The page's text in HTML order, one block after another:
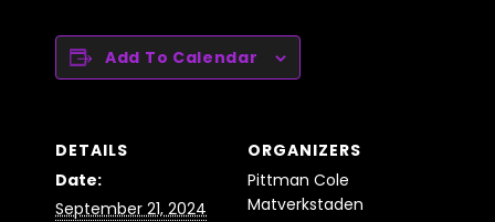
Add To Calendar
DETAILS
Date:
September 21, 2024
ORGANIZERS
Pittman Cole
Matverkstaden